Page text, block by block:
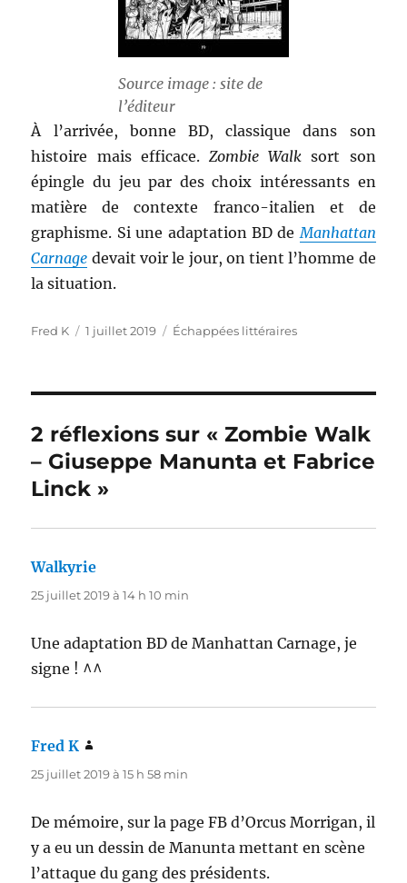
Source image : site de
l’éditeur
À l’arrivée, bonne BD, classique dans son
histoire mais efficace. Zombie Walk sort son
épingle du jeu par des choix intéressants en
matière de contexte franco-italien et de
graphisme. Si une adaptation BD de Manhattan
Carnage devait voir le jour, on tient l’homme de
la situation.
Auteur
Fred K
Publié
1 juillet 2019 Catégories
Échappées littéraires
2 réflexions sur « Zombie Walk
– Giuseppe Manunta et Fabrice
Linck »
Walkyrie
25 juillet 2019 à 14 h 10 min
Une adaptation BD de Manhattan Carnage, je
signe ! ^^
Fred K
25 juillet 2019 à 15 h 58 min
De mémoire, sur la page FB d’Orcus Morrigan, il
y a eu un dessin de Manunta mettant en scène
l’attaque du gang des présidents.